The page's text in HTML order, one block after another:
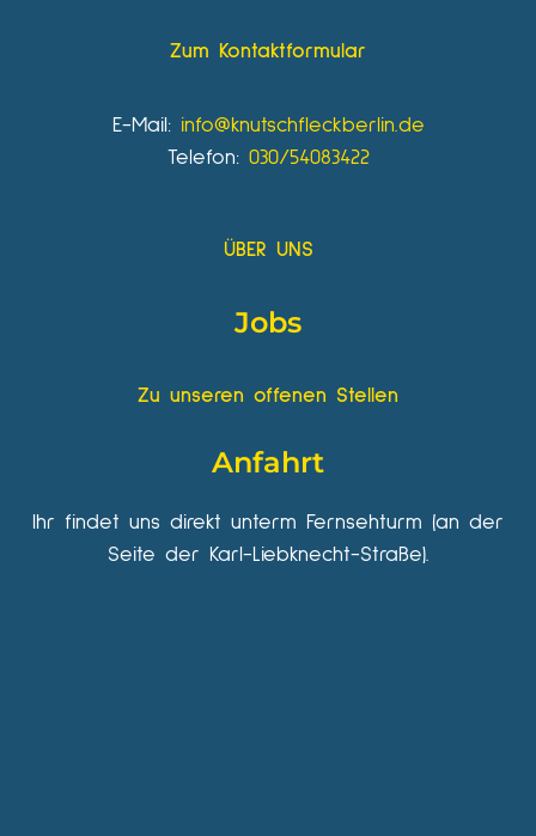
Zum Kontaktformular
E-Mail: info@knutschfleckberlin.de
Telefon: 030/54083422
ÜBER UNS
Jobs
Zu unseren offenen Stellen
Anfahrt
Ihr findet uns direkt unterm Fernsehturm (an der
Seite der Karl-Liebknecht-Straße).